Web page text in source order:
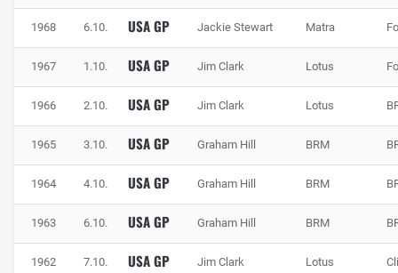
1968 6.10. USA GP Jackie Stewart Matra
1967 1.10. USA GP Jim Clark Lotus
1966 2.10. USA GP Jim Clark Lotus
1965 3.10. USA GP Graham Hill BRM
1964 4.10. USA GP Graham Hill BRM
1963 6.10. USA GP Graham Hill BRM
1962 7.10. USA GP Jim Clark Lotus